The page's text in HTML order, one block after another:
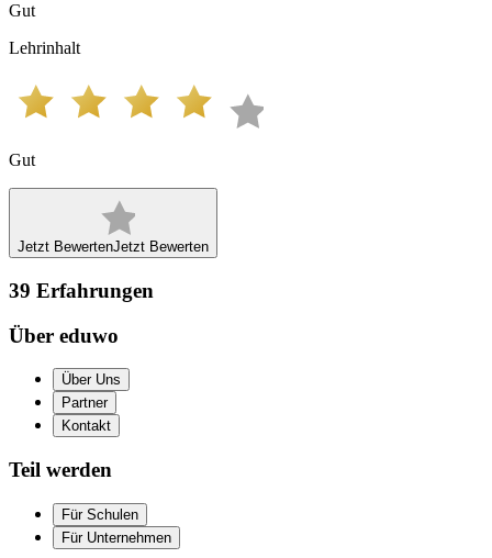
Gut
Lehrinhalt
Gut
Jetzt BewertenJetzt Bewerten
39 Erfahrungen
Über eduwo
Über Uns
Partner
Kontakt
Teil werden
Für Schulen
Für Unternehmen